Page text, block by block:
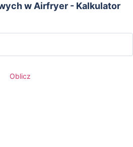
w Airfryer - Kalkulator
Oblicz